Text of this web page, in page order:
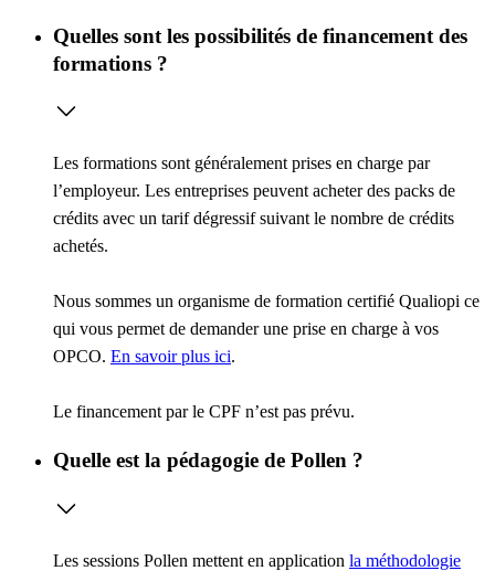
Quelles sont les possibilités de financement des
formations ?
Les formations sont généralement prises en charge par
l’employeur. Les entreprises peuvent acheter des packs de
crédits avec un tarif dégressif suivant le nombre de crédits
achetés.
Nous sommes un organisme de formation certifié Qualiopi ce
qui vous permet de demander une prise en charge à vos
OPCO. En savoir plus ici.
Le financement par le CPF n’est pas prévu.
Quelle est la pédagogie de Pollen ?
Les sessions Pollen mettent en application la méthodologie